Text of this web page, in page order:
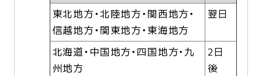
東北地方・北陸地方・関西地方・
信越地方・関東地方・東海地方
翌日
北海道・中国地方・四国地方・九
州地方
2日
後